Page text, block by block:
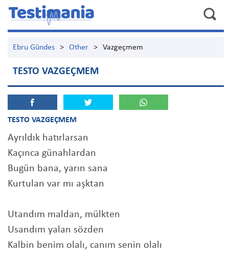
Ebru Gündes > Other > Vazgeçmem
TESTO VAZGEÇMEM
TESTO VAZGEÇMEM
Ayrıldık hatırlarsan
Kaçınca günahlardan
Bugün bana, yarın sana
Kurtulan var mı aşktan
Utandım maldan, mülkten
Usandım yalan sözden
Kalbin benim olalı, canım senin olalı